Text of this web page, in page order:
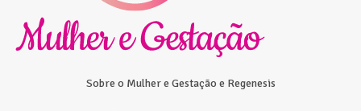
Sobre o Mulher e Gestação e Regenesis